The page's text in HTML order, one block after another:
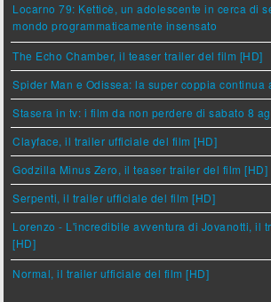
Locarno 79: Ketticè, un adolescente in cerca di
mondo programmaticamente insensato
The Echo Chamber, il teaser trailer del film [HD]
Spider Man e Odissea: la super coppia continua
Stasera in tv: i film da non perdere di sabato 8
Clayface, il trailer ufficiale del film [HD]
Godzilla Minus Zero, il teaser trailer del film [HD]
Serpenti, il trailer ufficiale del film [HD]
Lorenzo - L'incredibile avventura di Jovanotti, il
[HD]
Normal, il trailer ufficiale del film [HD]